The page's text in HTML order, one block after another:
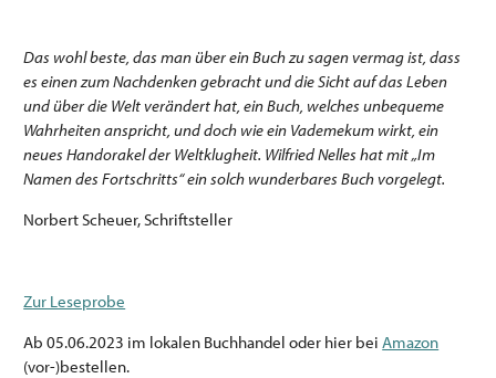
Das wohl beste, das man über ein Buch zu sagen vermag ist, dass
es einen zum Nachdenken gebracht und die Sicht auf das Leben
und über die Welt verändert hat, ein Buch, welches unbequeme
Wahrheiten anspricht, und doch wie ein Vademekum wirkt, ein
neues Handorakel der Weltklugheit. Wilfried Nelles hat mit „Im
Namen des Fortschritts“ ein solch wunderbares Buch vorgelegt.
Norbert Scheuer, Schriftsteller
Zur Leseprobe
Ab 05.06.2023 im lokalen Buchhandel oder hier beiAmazon
(vor-)bestellen.